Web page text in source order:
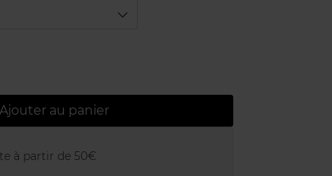
Ajouter au panier
à partir de 50€